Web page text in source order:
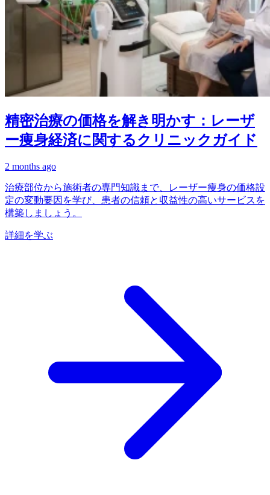
精密治療の価格を解き明かす：レーザ
ー痩身経済に関するクリニックガイド
2 months ago
治療部位から施術者の専門知識まで、レーザー痩身の価格設
定の変動要因を学び、患者の信頼と収益性の高いサービスを
構築しましょう。
詳細を学ぶ